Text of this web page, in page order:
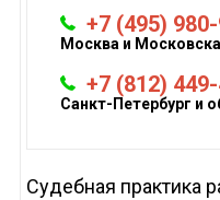
+7 (495)
Москва и
+7 (812)
Санкт-Петербург и
Судебная практика